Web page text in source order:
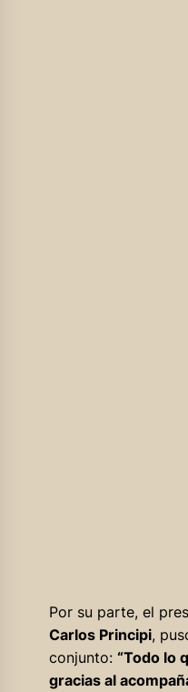
Por su parte, el
Carlos Principi,
conjunto: “Todo lo
gracias al